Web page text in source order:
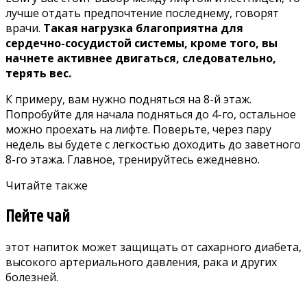
лучше отдать предпочтение последнему, говорят
врачи. Такая нагрузка благоприятна для
сердечно-сосудистой системы, кроме того, вы
начнете активнее двигаться, следовательно,
терять вес.
К примеру, вам нужно подняться на 8-й этаж.
Попробуйте для начала подняться до 4-го, остальное
можно проехать на лифте. Поверьте, через пару
недель вы будете с легкостью доходить до заветного
8-го этажа. Главное, тренируйтесь ежедневно.
Читайте также
Пейте чай
этот напиток может защищать от сахарного диабета,
высокого артериального давления, рака и других
болезней.